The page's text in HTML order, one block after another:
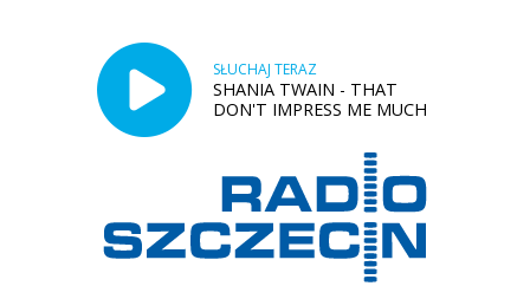
SŁUCHAJ TERAZ
SHANIA TWAIN - THAT
DON'T IMPRESS ME MUCH